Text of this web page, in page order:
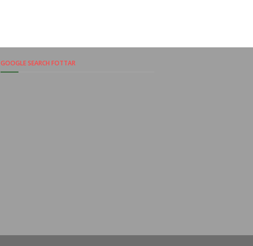
GOOGLE SEARCH FOTTAR